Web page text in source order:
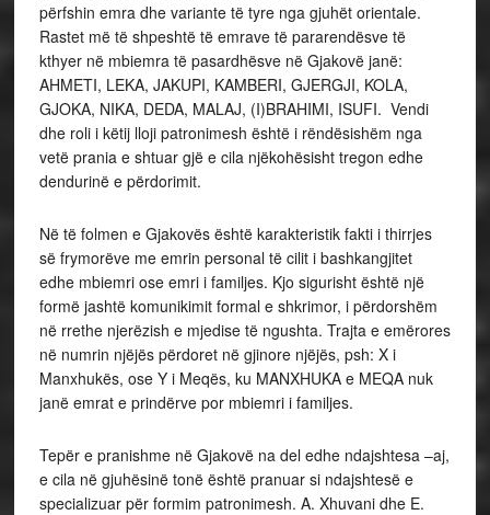
përfshin emra dhe variante të tyre nga gjuhët orientale.
Rastet më të shpeshtë të emrave të pararendësve të
kthyer në mbiemra të pasardhësve në Gjakovë janë:
AHMETI, LEKA, JAKUPI, KAMBERI, GJERGJI, KOLA,
GJOKA, NIKA, DEDA, MALAJ, (I)BRAHIMI, ISUFI. Vendi
dhe roli i këtij lloji patronimesh është i rëndësishëm nga
vetë prania e shtuar gjë e cila njëkohësisht tregon edhe
dendurinë e përdorimit.
Në të folmen e Gjakovës është karakteristik fakti i thirrjes
së frymorëve me emrin personal të cilit i bashkangjitet
edhe mbiemri ose emri i familjes. Kjo sigurisht është një
formë jashtë komunikimit formal e shkrimor, i përdorshëm
në rrethe njerëzish e mjedise të ngushta. Trajta e emërores
në numrin njëjës përdoret në gjinore njëjës, psh: X i
Manxhukës, ose Y i Meqës, ku MANXHUKA e MEQA nuk
janë emrat e prindërve por mbiemri i familjes.
Tepër e pranishme në Gjakovë na del edhe ndajshtesa –aj,
e cila në gjuhësinë tonë është pranuar si ndajshtesë e
specializuar për formim patronimesh. A. Xhuvani dhe E.